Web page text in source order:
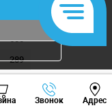
600
289
60/30 Звонок Адрес
Viber Whatsapp